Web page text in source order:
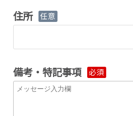
住所 任意
備考・特記事項 必須